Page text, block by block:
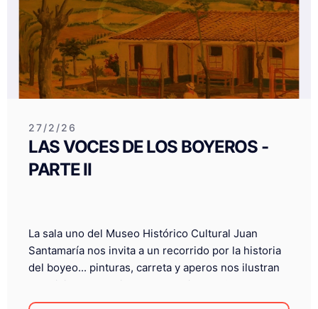
27/2/26
LAS VOCES DE LOS BOYEROS -
PARTE II
La sala uno del Museo Histórico Cultural Juan
Santamaría nos invita a un recorrido por la historia
del boyeo... pinturas, carreta y aperos nos ilustran
ese viaje... Boyeotico desde Alejandro Guevara
Muñoz nos invitan caminar por estas páginas de la